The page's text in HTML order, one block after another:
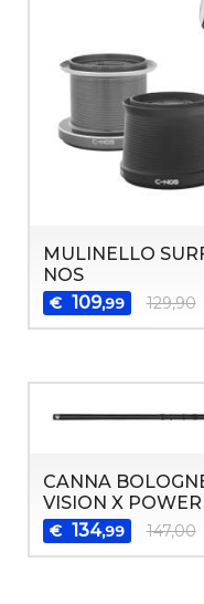
MULINELLO
NOS
€ 109,99 129,90
CANNA
VISION X
€ 134,99 147,00